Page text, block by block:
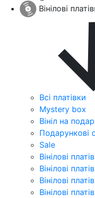
Вінілові
Всі платівки
Mystery box
Вініл на
Подарункові
Sale
Вінілові
Вінілові
Вінілові
Вінілові